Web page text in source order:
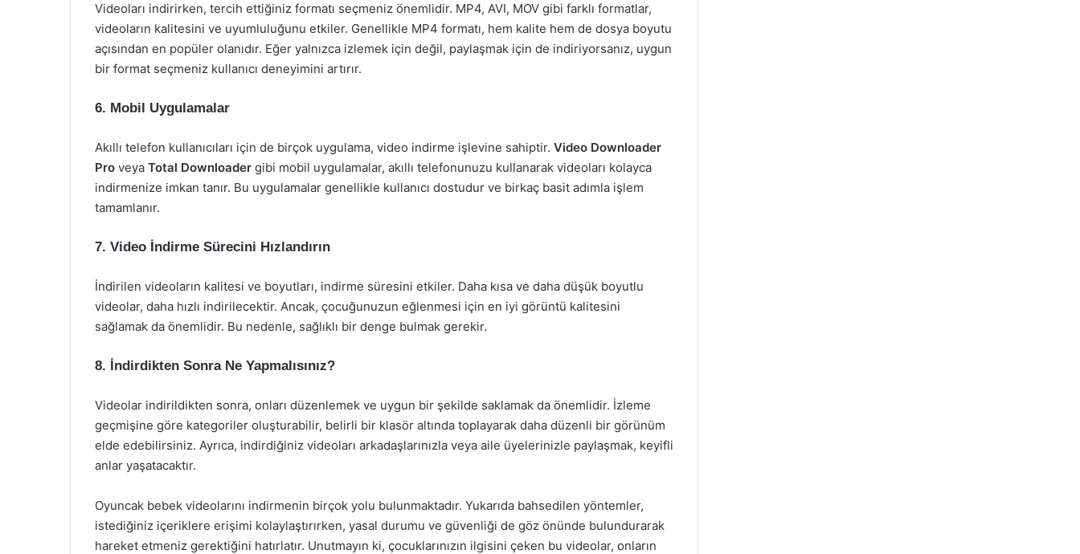
Videoları indirirken, tercih ettiğiniz formatı seçmeniz önemlidir. MP4, AVI, MOV gibi farklı formatlar,
videoların kalitesini ve uyumluluğunu etkiler. Genellikle MP4 formatı, hem kalite hem de dosya boyutu
açısından en popüler olanıdır. Eğer yalnızca izlemek için değil, paylaşmak için de indiriyorsanız, uygun
bir format seçmeniz kullanıcı deneyimini artırır.
6. Mobil Uygulamalar
Akıllı telefon kullanıcıları için de birçok uygulama, video indirme işlevine sahiptir. Video Downloader
Pro veya Total Downloader gibi mobil uygulamalar, akıllı telefonunuzu kullanarak videoları kolayca
indirmenize imkan tanır. Bu uygulamalar genellikle kullanıcı dostudur ve birkaç basit adımla işlem
tamamlanır.
7. Video İndirme Sürecini Hızlandırın
İndirilen videoların kalitesi ve boyutları, indirme süresini etkiler. Daha kısa ve daha düşük boyutlu
videolar, daha hızlı indirilecektir. Ancak, çocuğunuzun eğlenmesi için en iyi görüntü kalitesini
sağlamak da önemlidir. Bu nedenle, sağlıklı bir denge bulmak gerekir.
8. İndirdikten Sonra Ne Yapmalısınız?
Videolar indirildikten sonra, onları düzenlemek ve uygun bir şekilde saklamak da önemlidir. İzleme
geçmişine göre kategoriler oluşturabilir, belirli bir klasör altında toplayarak daha düzenli bir görünüm
elde edebilirsiniz. Ayrıca, indirdiğiniz videoları arkadaşlarınızla veya aile üyelerinizle paylaşmak, keyifli
anlar yaşatacaktır.
Oyuncak bebek videolarını indirmenin birçok yolu bulunmaktadır. Yukarıda bahsedilen yöntemler,
istediğiniz içeriklere erişimi kolaylaştırırken, yasal durumu ve güvenliği de göz önünde bulundurarak
hareket etmeniz gerektiğini hatırlatır. Unutmayın ki, çocuklarınızın ilgisini çeken bu videolar, onların